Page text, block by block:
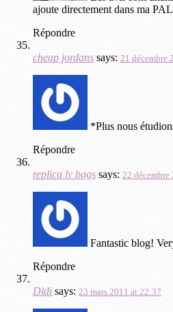
ajoute directement dans ma
Répondre
cheap jordans says: 21 décembre
*Plus nous
Répondre
replica lv bags says: 22
Fantastic blog!
Répondre
Didi says: 23 mars 2011 at 22:37